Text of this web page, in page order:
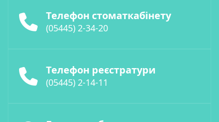
Телефон стоматкабінету
(05445) 2-34-20
Телефон реєстратури
(05445) 2-14-11